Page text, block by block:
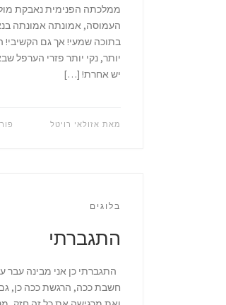
ממלכתה הפנימית נאבקת
העמוסה, אמונתה אמונתה
בתוכה שמעי! אך גם הקשיבי!
יותר, נקי יותר פזרי הערפל
יש אחרת! […]
מאת אזולאי רויטל
בלוגים
התגברתי
התגברתי כן אני מבינה עבר
חשבת ככה, הרגשת ככה כן,